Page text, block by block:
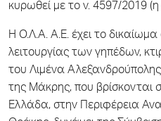
κυρωθεί με το ν. 4597/2019
Η Ο.Λ.Α. Α.Ε. έχει το δικαίωμα
λειτουργίας των γηπέδων,
του Λιμένα
της Μάκρης, που βρίσκονται
Ελλάδα, στην Περιφέρεια